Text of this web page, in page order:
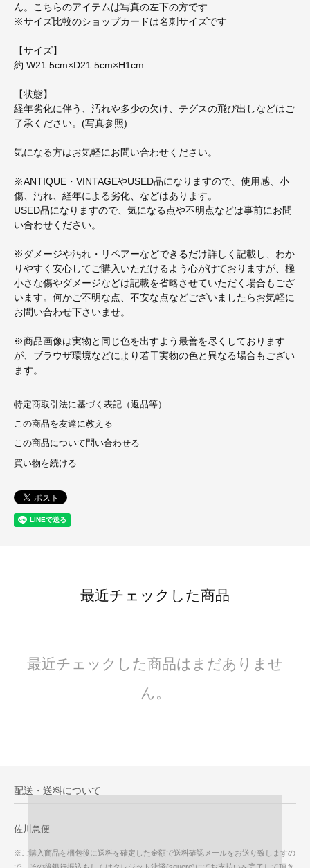
ん。こちらのアイテムは写真の左下の方です
※サイズ比較のショップカードは名刺サイズです
【サイズ】
約 W21.5cm×D21.5cm×H1cm
【状態】
経年劣化に伴う、汚れや多少の欠け、テグスの飛び出しなどはご
了承ください。(写真参照)
気になる方はお気軽にお問い合わせください。
※ANTIQUE・VINTAGEやUSED品になりますので、使用感、小
傷、汚れ、経年による劣化、などはあります。
USED品になりますので、気になる点や不明点などは事前にお問
い合わせください。
※ダメージや汚れ・リペアーなどできるだけ詳しく記載し、わか
りやすく安心してご購入いただけるよう心がけておりますが、極
小さな傷やダメージなどは記載を省略させていただく場合もござ
います。何かご不明な点、不安な点などございましたらお気軽に
お問い合わせ下さいませ。
※商品画像は実物と同じ色を出すよう最善を尽くしております
が、ブラウザ環境などにより若干実物の色と異なる場合もござい
ます。
特定商取引法に基づく表記（返品等）
この商品を友達に教える
この商品について問い合わせる
買い物を続ける
最近チェックした商品
最近チェックした商品はまだありませ
ん。
配送・送料について
佐川急便
※ご購入商品を梱包後に送料を確定した金額で送料確認メールをお送り致しますの